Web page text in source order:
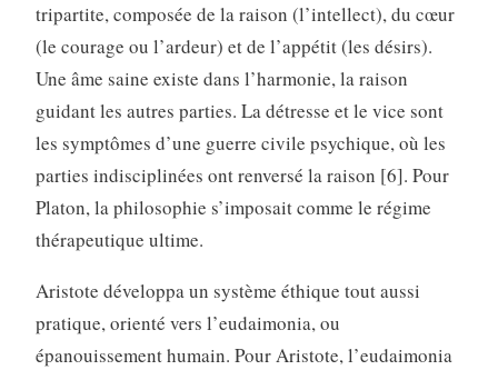
tripartite, composée de la raison (l’intellect), du cœur
(le courage ou l’ardeur) et de l’appétit (les désirs).
Une âme saine existe dans l’harmonie, la raison
guidant les autres parties. La détresse et le vice sont
les symptômes d’une guerre civile psychique, où les
parties indisciplinées ont renversé la raison [6]. Pour
Platon, la philosophie s’imposait comme le régime
thérapeutique ultime.
Aristote développa un système éthique tout aussi
pratique, orienté vers l’eudaimonia, ou
épanouissement humain. Pour Aristote, l’eudaimonia